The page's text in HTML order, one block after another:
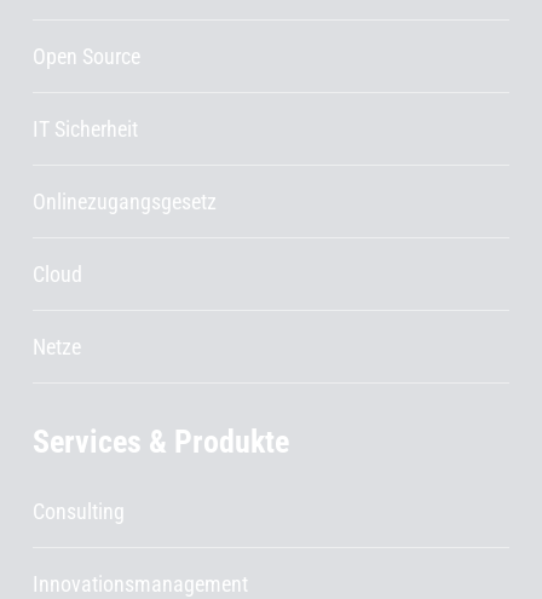
Open Source
IT Sicherheit
Onlinezugangsgesetz
Cloud
Netze
Services & Produkte
Consulting
Innovationsmanagement